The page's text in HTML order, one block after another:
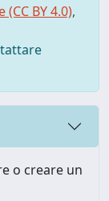
BY 4.0),
o creare un